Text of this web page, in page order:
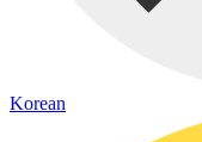
Korean